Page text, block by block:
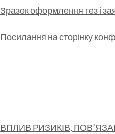
Зразок оформлення тез і
Посилання на сторінку
ВПЛИВ РИЗИКІВ,